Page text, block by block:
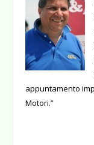
appuntamento
Motori.”